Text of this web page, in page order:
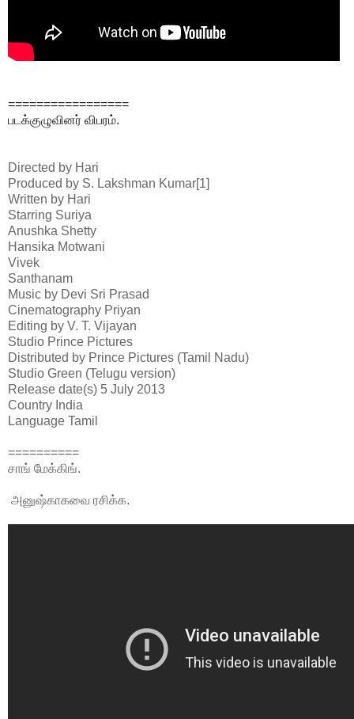
=================
படக்குழுவினர் விபரம்.
Directed by Hari
Produced by S. Lakshman Kumar[1]
Written by Hari
Starring Suriya
Anushka Shetty
Hansika Motwani
Vivek
Santhanam
Music by Devi Sri Prasad
Cinematography Priyan
Editing by V. T. Vijayan
Studio Prince Pictures
Distributed by Prince Pictures (Tamil Nadu)
Studio Green (Telugu version)
Release date(s) 5 July 2013
Country India
Language Tamil
==========
சாங் மேக்கிங்.
அனுஷ்காகவை ரசிக்க.